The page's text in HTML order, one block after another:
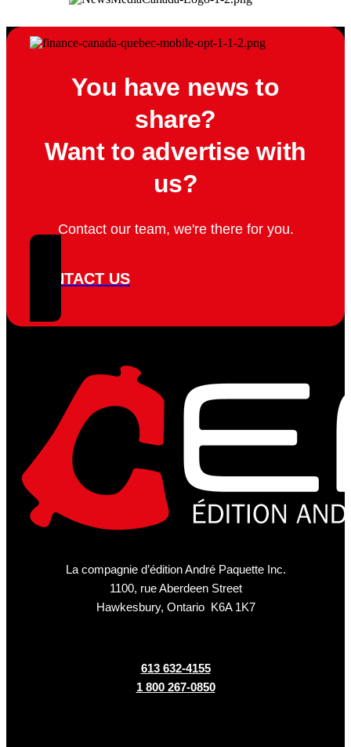
You have news to
share?
Want to advertise with
us?
Contact our team, we're there for you.
CONTACT US
La compagnie d’édition André Paquette Inc.
1100, rue Aberdeen Street
Hawkesbury, Ontario K6A 1K7
613 632-4155
1 800 267-0850